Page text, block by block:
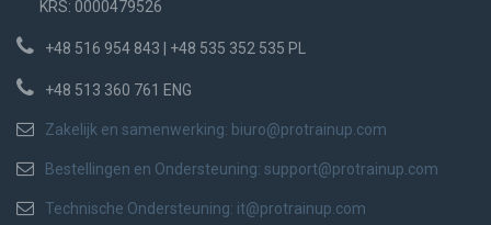
KRS: 0000479526
+48 516 954 843 | +48 535 352 535 PL
+48 513 360 761 ENG
Zakelijk en samenwerking: biuro@protrainup.com
Bestellingen en Ondersteuning: support@protrainup.com
Technische Ondersteuning: it@protrainup.com